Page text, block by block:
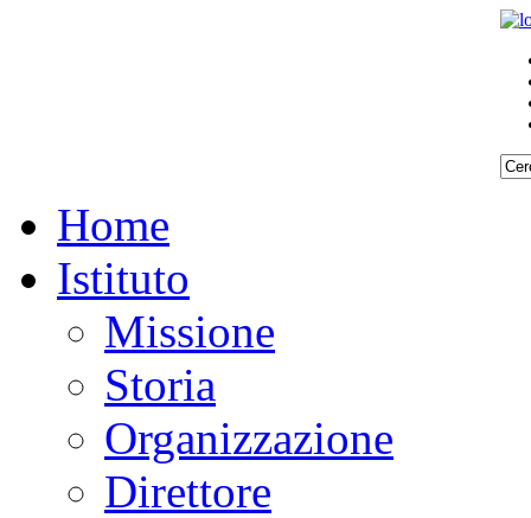
Home
Istituto
Missione
Storia
Organizzazione
Direttore